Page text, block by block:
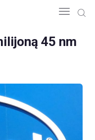
45 nm